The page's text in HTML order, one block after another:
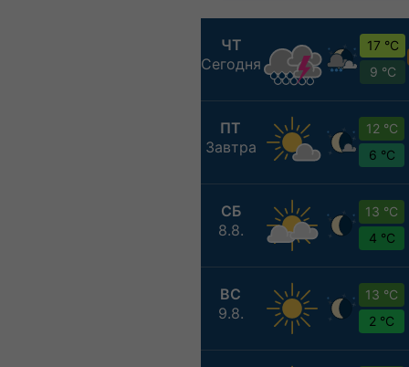
ЧТ
Сегодня
17 °C
9 °C
ПТ
Завтра
12 °C
6 °C
СБ
8.8.
13 °C
4 °C
ВС
9.8.
13 °C
2 °C